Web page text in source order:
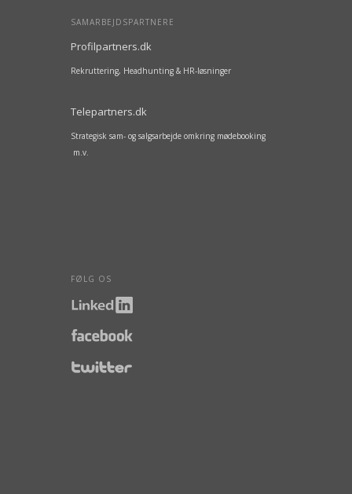
SAMARBEJDSPARTNERE
Profilpartners.dk
Rekruttering, Headhunting & HR-løsninger
Telepartners.dk
Strategisk sam- og salgsarbejde omkring mødebooking
m.v.
FØLG OS